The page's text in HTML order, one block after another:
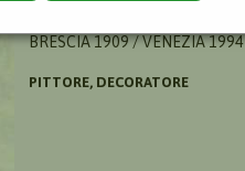
BRESCIA 1909 / VENEZIA 1994
PITTORE, DECORATORE